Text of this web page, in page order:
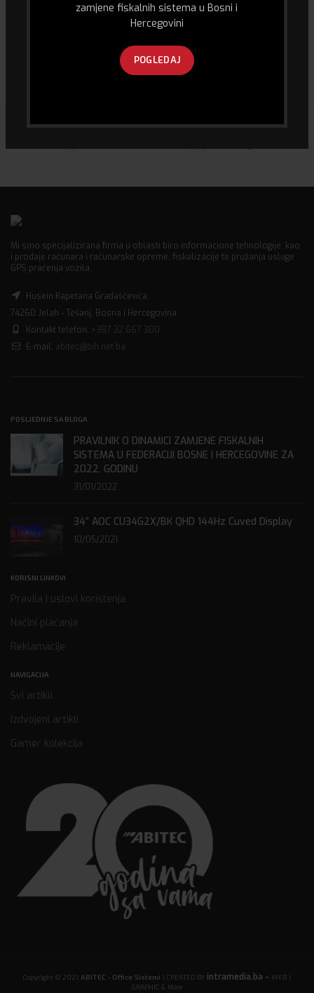
zamjene fiskalnih sistema u Bosni i
Hercegovini
POGLEDAJ
HDMI Splitter Hytech HY-LU4 4
Port 4K 1 ulaz 4 izlaza
Xiaomi Mi Smart Portabilni
Mi smo specijalizirana firma u oblasti biro informacione tehnologije, kao
i prodaje računara i računarske opreme, fiskalizacije te pružanja usluge
GPS praćenja vozila.
Husein Kapetana Gradaščevića,
74260 Jelah - Tešanj, Bosna i Hercegovina
Kontakt telefon: +387 32 667 300
E-mail: abitec@bih.net.ba
POSLJEDNJE SA BLOGA
PRAVILNIK O DINAMICI ZAMJENE FISKALNIH
SISTEMA U FEDERACIJI BOSNE I HERCEGOVINE ZA
2022. GODINU
31/01/2022
34” AOC CU34G2X/BK QHD 144Hz Cuved Display
10/05/2021
KORISNI LINKOVI
Pravila i uslovi korištenja
Načini plaćanja
Reklamacije
NAVIGACIJA
Svi artikli
Izdvojeni artikli
Gamer kolekcija
Copyright © 2021 ABITEC - Office Sistemi | CREATED BY intramedia.ba - WEB |
GRAPHIC & More